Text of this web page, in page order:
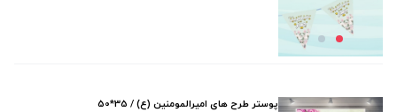
پوستر طرح های امیرالمومنین (ع) / 35*50